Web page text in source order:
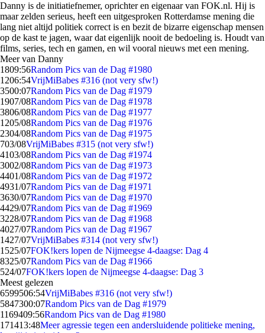
Danny is de initiatiefnemer, oprichter en eigenaar van FOK.nl. Hij is
maar zelden serieus, heeft een uitgesproken Rotterdamse mening die
lang niet altijd politiek correct is en bezit de bizarre eigenschap mensen
op de kast te jagen, waar dat eigenlijk nooit de bedoeling is. Houdt van
films, series, tech en gamen, en wil vooral nieuws met een mening.
Meer van Danny
1809:56Random Pics van de Dag #1980
1206:54VrijMiBabes #316 (not very sfw!)
3500:07Random Pics van de Dag #1979
1907/08Random Pics van de Dag #1978
3806/08Random Pics van de Dag #1977
1205/08Random Pics van de Dag #1976
2304/08Random Pics van de Dag #1975
703/08VrijMiBabes #315 (not very sfw!)
4103/08Random Pics van de Dag #1974
3002/08Random Pics van de Dag #1973
4401/08Random Pics van de Dag #1972
4931/07Random Pics van de Dag #1971
3630/07Random Pics van de Dag #1970
4429/07Random Pics van de Dag #1969
3228/07Random Pics van de Dag #1968
4027/07Random Pics van de Dag #1967
1427/07VrijMiBabes #314 (not very sfw!)
1525/07FOK!kers lopen de Nijmeegse 4-daagse: Dag 4
8325/07Random Pics van de Dag #1966
524/07FOK!kers lopen de Nijmeegse 4-daagse: Dag 3
Meest gelezen
6599506:54VrijMiBabes #316 (not very sfw!)
5847300:07Random Pics van de Dag #1979
1169409:56Random Pics van de Dag #1980
171413:48Meer agressie tegen een andersluidende politieke mening,